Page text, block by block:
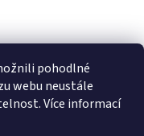
pohodlné
webu neustále
Více informací